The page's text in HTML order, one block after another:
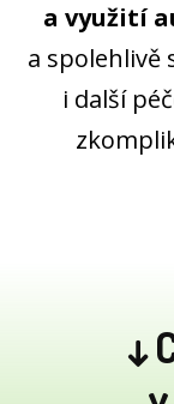
a využití
a spolehlivě
i další